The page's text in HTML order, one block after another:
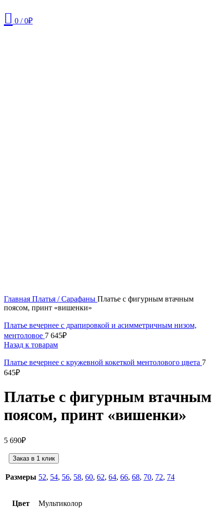
0 / 0₽
Главная Платья / Сарафаны Платье с фигурным втачным
поясом, принт «вишенки»
Платье вечернее с драпировкой и асимметричным низом,
ментоловое 7 645₽
Назад к товарам
Платье вечернее с кружевной кокеткой ментолового цвета 7
645₽
Платье с фигурным втачным
поясом, принт «вишенки»
5 690₽
Заказ в 1 клик
Размеры 52, 54, 56, 58, 60, 62, 64, 66, 68, 70, 72, 74
Цвет Мультиколор